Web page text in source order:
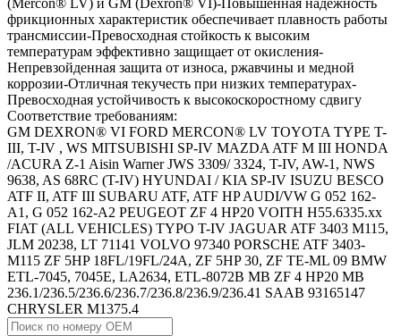
фрикционных характеристик обеспечивает плавность работы
трансмиссии-Превосходная стойкость к высоким
температурам эффективно защищает от окисления-
Непревзойденная защита от износа, ржавчины и медной
коррозии-Отличная текучесть при низких температурах-
Превосходная устойчивость к высокоскоростному сдвигу
Соответствие требованиям:
GM DEXRON® VI FORD MERCON® LV TOYOTA TYPE T-
III, T-IV , WS MITSUBISHI SP-IV MAZDA ATF M III HONDA
/ACURA Z-1 Aisin Warner JWS 3309/ 3324, T-IV, AW-1, NWS
9638, AS 68RC (T-IV) HYUNDAI / KIA SP-IV ISUZU BESCO
ATF II, ATF III SUBARU ATF, ATF HP AUDI/VW G 052 162-
A1, G 052 162-A2 PEUGEOT ZF 4 HP20 VOITH H55.6335.xx
FIAT (ALL VEHICLES) TYPO T-IV JAGUAR ATF 3403 M115,
JLM 20238, LT 71141 VOLVO 97340 PORSCHE ATF 3403-
M115 ZF 5HP 18FL/19FL/24A, ZF 5HP 30, ZF TE-ML 09 BMW
ETL-7045, 7045E, LA2634, ETL-8072B MB ZF 4 HP20 MB
236.1/236.5/236.6/236.7/236.8/236.9/236.41 SAAB 93165147
CHRYSLER M1375.4